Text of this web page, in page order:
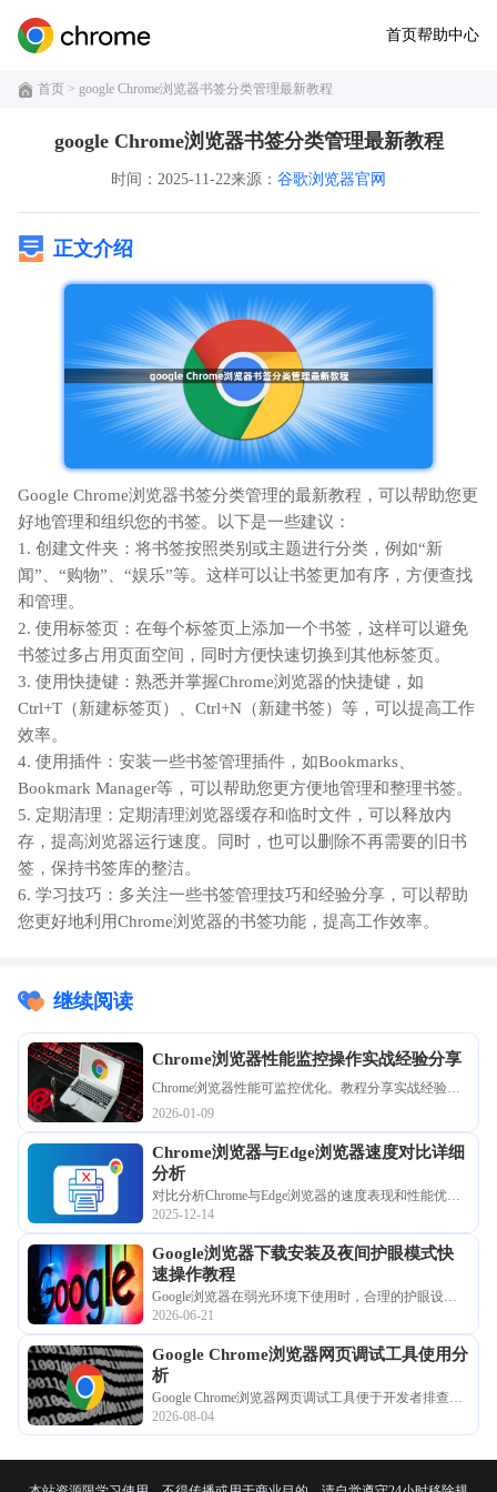
首页帮助中心
首页 > google Chrome浏览器书签分类管理最新教程
google Chrome浏览器书签分类管理最新教程
时间：2025-11-22来源： 谷歌浏览器官网
正文介绍
Google Chrome浏览器书签分类管理的最新教程，可以帮助您更
好地管理和组织您的书签。以下是一些建议：
1. 创建文件夹：将书签按照类别或主题进行分类，例如“新
闻”、“购物”、“娱乐”等。这样可以让书签更加有序，方便查找
和管理。
2. 使用标签页：在每个标签页上添加一个书签，这样可以避免
书签过多占用页面空间，同时方便快速切换到其他标签页。
3. 使用快捷键：熟悉并掌握Chrome浏览器的快捷键，如
Ctrl+T（新建标签页）、Ctrl+N（新建书签）等，可以提高工作
效率。
4. 使用插件：安装一些书签管理插件，如Bookmarks、
Bookmark Manager等，可以帮助您更方便地管理和整理书签。
5. 定期清理：定期清理浏览器缓存和临时文件，可以释放内
存，提高浏览器运行速度。同时，也可以删除不再需要的旧书
签，保持书签库的整洁。
6. 学习技巧：多关注一些书签管理技巧和经验分享，可以帮助
您更好地利用Chrome浏览器的书签功能，提高工作效率。
继续阅读
Chrome浏览器性能监控操作实战经验分享
Chrome浏览器性能可监控优化。教程分享实战经验，
包括资源监测、插件调整和性能优化方法，帮助用户
提升浏览器运行效率。
2026-01-09
Chrome浏览器与Edge浏览器速度对比详细
分析
对比分析Chrome与Edge浏览器的速度表现和性能优
劣，助力用户选择最适合的浏览工具。
2025-12-14
Google浏览器下载安装及夜间护眼模式快
速操作教程
Google浏览器在弱光环境下使用时，合理的护眼设定
能显著降低视疲劳。详细解析获取正版程序的路径，
对比度，为您营造一个光感柔和的浏览环境，确保在
深度阅读或加班处理任务时全方位守护健康。
2026-06-21
Google Chrome浏览器网页调试工具使用分
析
Google Chrome浏览器网页调试工具便于开发者排查问
题。本文分析使用方法，帮助用户优化开发与调试流
2026-08-04